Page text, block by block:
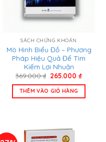
SÁCH CHỨNG KHOÁN
Mô Hình Biểu Đồ – Phương
Pháp Hiệu Quả Để Tìm
Kiếm Lợi Nhuận
369.000₫ Giá
là:
369.000 ₫.
265.000₫Giá
THÊM VÀO GIỎ HÀNG